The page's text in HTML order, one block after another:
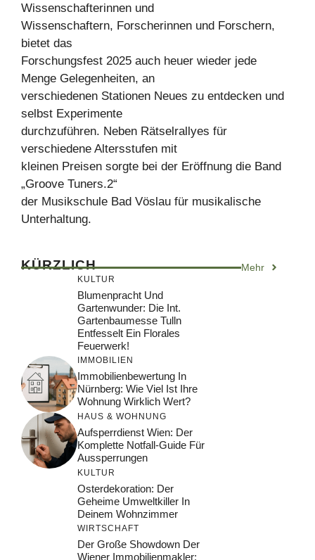
Wissenschafterinnen und
Wissenschaftern, Forscherinnen und Forschern,
bietet das
Forschungsfest 2025 auch heuer wieder jede
Menge Gelegenheiten, an
verschiedenen Stationen Neues zu entdecken und
selbst Experimente
durchzuführen. Neben Rätselrallyes für
verschiedene Altersstufen mit
kleinen Preisen sorgte bei der Eröffnung die Band
„Groove Tuners.2“
der Musikschule Bad Vöslau für musikalische
Unterhaltung.
KÜRZLICH Mehr
KULTUR
Blumenpracht Und
Gartenwunder: Die Int.
Gartenbaumesse Tulln
Entfesselt Ein Florales
Feuerwerk!
IMMOBILIEN
Immobilienbewertung In
Nürnberg: Wie Viel Ist Ihre
Wohnung Wirklich Wert?
HAUS & WOHNUNG
Aufsperrdienst Wien: Der
Komplette Notfall-Guide Für
Aussperrungen
KULTUR
Osterdekoration: Der
Geheime Umweltkiller In
Deinem Wohnzimmer
WIRTSCHAFT
Der Große Showdown Der
Wiener Immobilienmakler: